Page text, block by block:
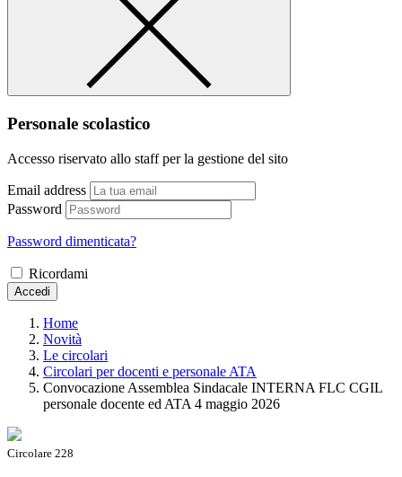
Personale scolastico
Accesso riservato allo staff per la gestione del sito
Email address
Password
Password dimenticata?
Ricordami
Accedi
Home
Novità
Le circolari
Circolari per docenti e personale ATA
Convocazione Assemblea Sindacale INTERNA FLC CGIL
personale docente ed ATA 4 maggio 2026
Circolare 228